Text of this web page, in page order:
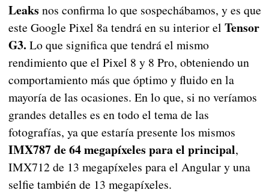
Leaks nos confirma lo que sospechábamos, y es que
este Google Pixel 8a tendrá en su interior el Tensor
G3. Lo que significa que tendrá el mismo
rendimiento que el Pixel 8 y 8 Pro, obteniendo un
comportamiento más que óptimo y fluido en la
mayoría de las ocasiones. En lo que, si no veríamos
grandes detalles es en todo el tema de las
fotografías, ya que estaría presente los mismos
IMX787 de 64 megapíxeles para el principal,
IMX712 de 13 megapíxeles para el Angular y una
selfie también de 13 megapíxeles.